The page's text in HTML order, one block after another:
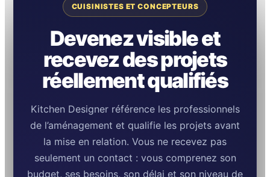
CUISINISTES ET CONCEPTEURS
Devenez visible et
recevez des projets
réellement qualifiés
Kitchen Designer référence les professionnels
de l’aménagement et qualifie les projets avant
la mise en relation. Vous ne recevez pas
seulement un contact : vous comprenez son
budget, ses besoins, son délai et son niveau de